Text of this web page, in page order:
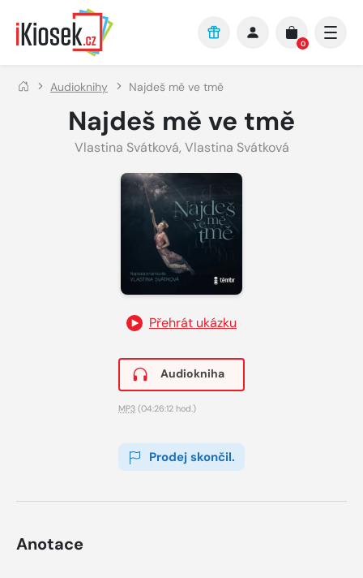
Přejít na hlavní obsah
0
Audioknihy Najdeš mě ve tmě
Najdeš mě ve tmě
Vlastina Svátková, Vlastina Svátková
Přehrát ukázku
Audiokniha
MP3 (04:26:12 hod.)
Prodej skončil.
Anotace